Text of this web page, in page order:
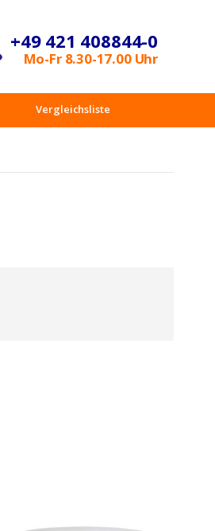
+49 421 408844-0
Mo-Fr 8.30-17.00 Uhr
Vergleichsliste